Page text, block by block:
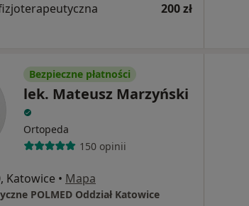
200 zł
Bezpieczne płatności
lek. Mateusz Marzyński
Ortopeda
150 opinii
Katowice • Mapa
POLMED Oddział Katowice